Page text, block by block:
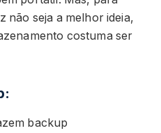
não seja a melhor ideia,
costuma ser
backup